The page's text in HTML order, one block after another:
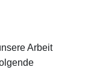
Arbeit